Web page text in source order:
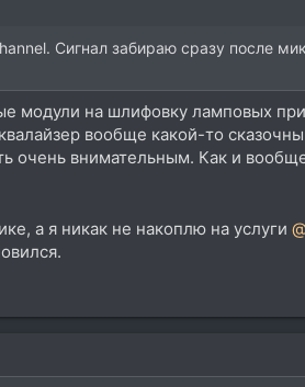
Сигнал забираю сразу после
модули на шлифовку ламповых
вообще какой-то
внимательным. Как и
а я никак не накоплю на услуги